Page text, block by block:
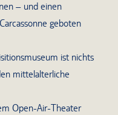
– und einen
geboten
ist nichts
mittelalterliche
Open-Air-Theater